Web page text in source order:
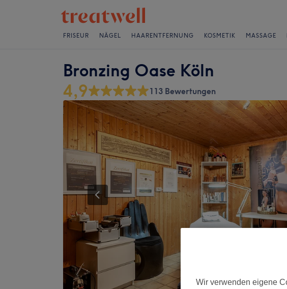
FRISEUR NÄGEL HAARENTFERNUNG KOSMETIK MASSAGE
Bronzing Oase Köln
4,9 113 Bewertungen
Wir verwenden eigene